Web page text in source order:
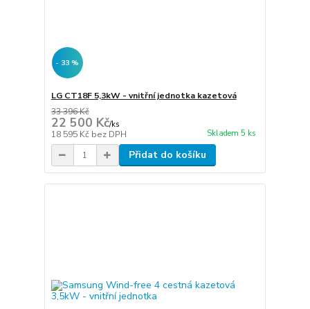
- 33 %
LG CT18F 5,3kW - vnitřní jednotka kazetová
33 396 Kč
22 500 Kč/ks
18 595 Kč bez DPH Skladem 5 ks
Přidat do košíku